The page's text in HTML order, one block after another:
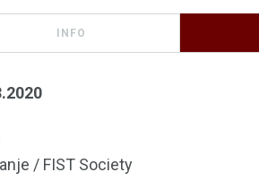
INFO
/ FIST Society